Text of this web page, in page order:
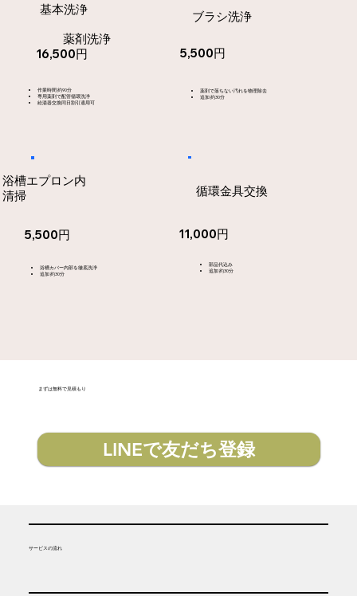
基本洗浄
16,500円
薬剤洗浄
作業時間 約90分
専用薬剤で配管循環洗浄
給湯器交換同日割引適用可
ブラシ洗浄
5,500円
薬剤で落ちない汚れを物理除去
追加 約30分
浴槽エプロン内
清掃
5,500円
浴槽カバー内部を徹底洗浄
追加 約30分
循環金具交換
11,000円
部品代込み
追加 約30分
​まずは無料で見積もり
LINEで友だち登録
​サービスの流れ